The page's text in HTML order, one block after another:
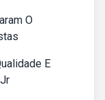
O
E